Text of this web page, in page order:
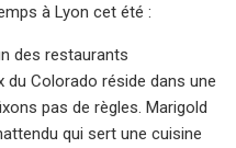
à Lyon cet été :
des restaurants
Colorado réside dans une
pas de règles. Marigold
qui sert une cuisine